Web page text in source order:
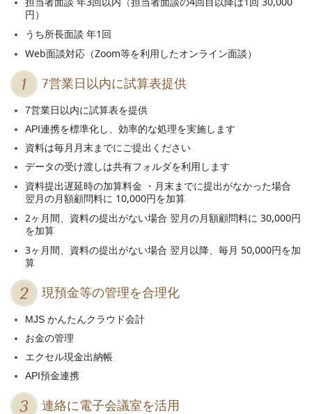
円）
うち所長面談 年1回
Web面談対応（Zoom等を利用したオンライン面談）
7営業日以内に試算表提供
7営業日以内に試算表を提供
API連携を標準化し、効率的な処理を実施します
資料は毎月月末までにご提出ください
データの受け渡しは共有フォルダを利用します
資料提出遅延時の加算料金 ・月末までに提出がなかった場合
翌月の月額顧問料に 10,000円を加算
2ヶ月間、資料の提出がない場合 翌月の月額顧問料に 30,000円
を加算
3ヶ月間、資料の提出がない場合 翌月以降、毎月 50,000円を加
算
現預金等の管理を合理化
MJS かんたんクラウド会計
お金の管理
エクセル現金出納帳
API預金連携
連絡に電子会議室を活用